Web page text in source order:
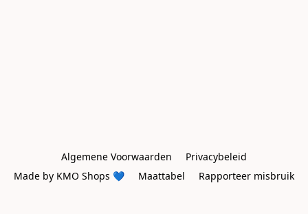
Algemene Voorwaarden
Privacybeleid
Made by KMO Shops 💙
Maattabel Rapporteer misbruik